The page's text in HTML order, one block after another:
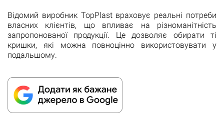
Відомий виробник TopPlast враховує реальні потреби
власних клієнтів, що впливає на різноманітність
запропонованої продукції. Це дозволяє обирати ті
кришки, які можна повноцінно використовувати у
подальшому.